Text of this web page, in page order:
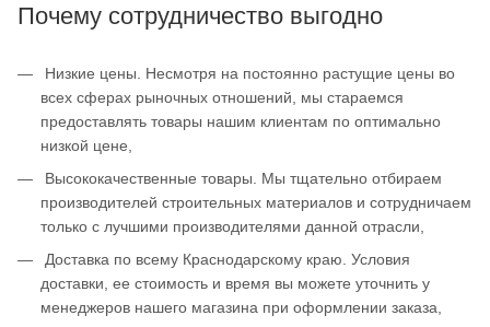
Почему сотрудничество выгодно
Низкие цены. Несмотря на постоянно растущие цены во
всех сферах рыночных отношений, мы стараемся
предоставлять товары нашим клиентам по оптимально
низкой цене,
Высококачественные товары. Мы тщательно отбираем
производителей строительных материалов и сотрудничаем
только с лучшими производителями данной отрасли,
Доставка по всему Краснодарскому краю. Условия
доставки, ее стоимость и время вы можете уточнить у
менеджеров нашего магазина при оформлении заказа,